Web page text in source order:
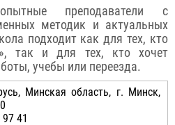
преподаватели с
методик и актуальных
подходит как для тех, кто
так и для тех, кто хочет
учебы или переезда.
Минская область, г. Минск,
41